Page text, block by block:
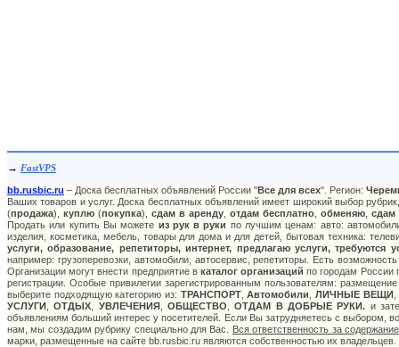
→ FastVPS
bb.rusbic.ru – Доска бесплатных объявлений России "Все для всех". Регион:
Ваших товаров и услуг. Доска бесплатных объявлений имеет широкий выбор
(продажа), куплю (покупка), сдам в аренду отдам бесплатно обменяю сдам
Продать или купить Вы можете из рук в руки по лучшим ценам: авто:
изделия, косметика, мебель, товары для дома и для детей, бытовая техника:
услуги, образование, репетиторы, интернет, предлагаю услуги, требуются
например: грузоперевозки, автомобили, автосервис, репетиторы. Есть
Организации могут внести предприятие в каталог организаций по городам России
регистрации. Особые привилегии зарегистрированным пользователям:
выберите подходящую категорию из: ТРАНСПОРТ,Автомобили ,ЛИЧНЫЕ ВЕЩИ,
УСЛУГИ ,ОТДЫХ УВЛЕЧЕНИЯ,ОБЩЕСТВО ,ОТДАМ В ДОБРЫЕ РУКИ. и
объявлениям больший интерес у посетителей. Если Вы затрудняетесь с выбором,
нам, мы создадим рубрику специально для Вас.
Вся ответственность за
марки, размещенные на сайте bb.rusbic.ru являются собственностью их владельцев.